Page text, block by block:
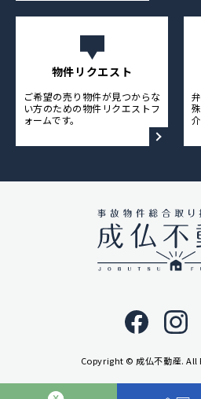
物件リクエスト
ご希望の売り物件が見つからな
い方のための物件リクエストフ
ォームです。
Copyright © 成仏不動産. All